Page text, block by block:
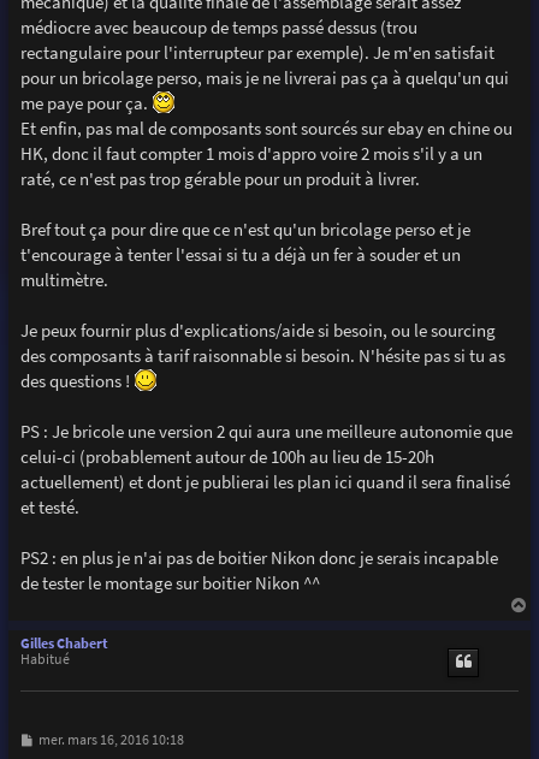
médiocre avec beaucoup de temps passé dessus (trou
rectangulaire pour l'interrupteur par exemple). Je m'en satisfait
pour un bricolage perso, mais je ne livrerai pas ça à quelqu'un qui
me paye pour ça.
Et enfin, pas mal de composants sont sourcés sur ebay en chine ou
HK, donc il faut compter 1 mois d'appro voire 2 mois s'il y a un
raté, ce n'est pas trop gérable pour un produit à livrer.
Bref tout ça pour dire que ce n'est qu'un bricolage perso et je
t'encourage à tenter l'essai si tu a déjà un fer à souder et un
multimètre.
Je peux fournir plus d'explications/aide si besoin, ou le sourcing
des composants à tarif raisonnable si besoin. N'hésite pas si tu as
des questions !
PS : Je bricole une version 2 qui aura une meilleure autonomie que
celui-ci (probablement autour de 100h au lieu de 15-20h
actuellement) et dont je publierai les plan ici quand il sera finalisé
et testé.
PS2 : en plus je n'ai pas de boitier Nikon donc je serais incapable
de tester le montage sur boitier Nikon ^^
Gilles Chabert
Habitué
M
mer. mars 16, 2016 10:18